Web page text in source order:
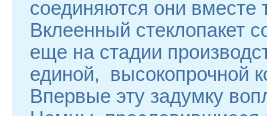
соединяются они вместе
Вклеенный стеклопакет
еще на стадии
единой, высокопрочной
Впервые эту задумку